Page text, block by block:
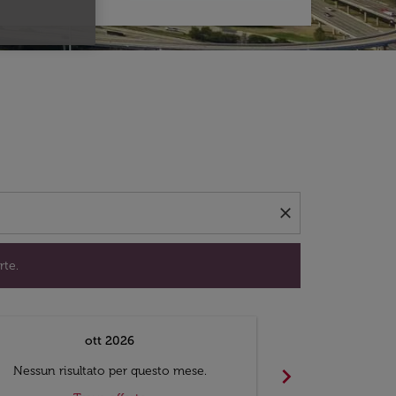
close
trovare offerte.
ott 2026
Nessun risultato per questo mese.
chevron_right